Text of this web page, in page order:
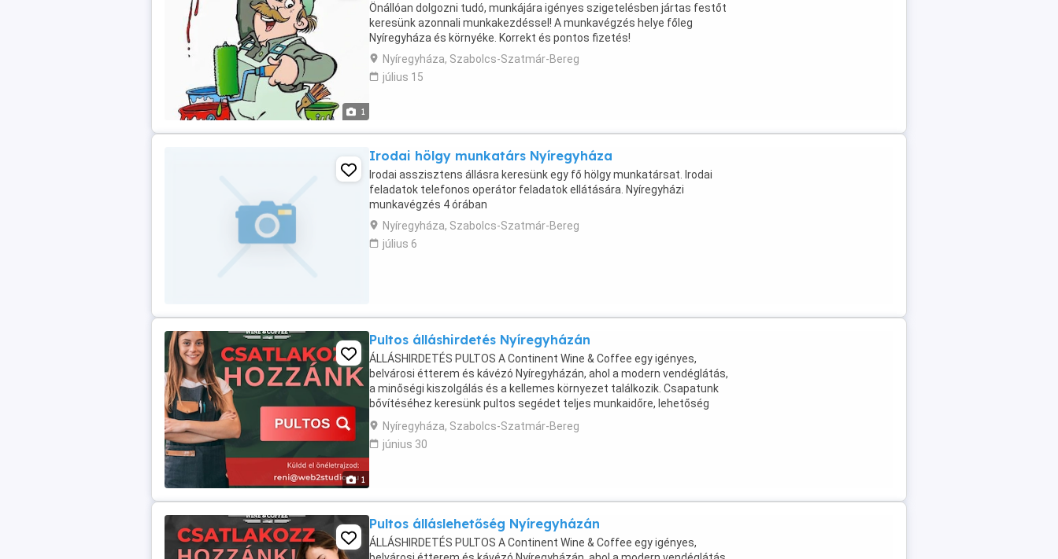
1
Önállóan dolgozni tudó, munkájára igényes szigetelésben jártas festőt
keresünk azonnali munkakezdéssel! A munkavégzés helye főleg
Nyíregyháza és környéke. Korrekt és pontos fizetés!
Nyíregyháza, Szabolcs-Szatmár-Bereg
július 15
Irodai hölgy munkatárs Nyíregyháza
Irodai asszisztens állásra keresünk egy fő hölgy munkatársat. Irodai
feladatok telefonos operátor feladatok ellátására. Nyíregyházi
munkavégzés 4 órában
Nyíregyháza, Szabolcs-Szatmár-Bereg
július 6
1
Pultos álláshirdetés Nyíregyházán
ÁLLÁSHIRDETÉS PULTOS A Continent Wine & Coffee egy igényes,
belvárosi étterem és kávézó Nyíregyházán, ahol a modern vendéglátás,
a minőségi kiszolgálás és a kellemes környezet találkozik. Csapatunk
bővítéséhez keresünk pultos segédet teljes munkaidőre, lehetőség
szerint vendéglátásban szerzett tapasztalattal. Amit ...
Nyíregyháza, Szabolcs-Szatmár-Bereg
június 30
Pultos álláslehetőség Nyíregyházán
ÁLLÁSHIRDETÉS PULTOS A Continent Wine & Coffee egy igényes,